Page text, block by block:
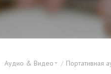
Аудио & Видео Портативная